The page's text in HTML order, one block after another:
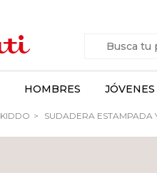
HOMBRES JÓVENES
KIDDO SUDADERA ESTAMPADA